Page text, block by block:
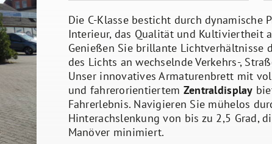
Die C-Klasse besticht durch
Interieur, das Qualität und Kultiviertheit
Genießen Sie brillante Lichtverhältnisse
des Lichts an wechselnde Verkehrs-,
Unser innovatives Armaturenbrett mit
und fahrerorientiertem Zentraldisplay
Fahrerlebnis. Navigieren Sie mühelos
Hinterachslenkung von bis zu 2,5 Grad,
Manöver minimiert.